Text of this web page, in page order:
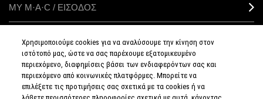
ΜΥ M·A·C / ΕΙΣΟΔΟΣ
ΣΥΝΔΕΘΕΙΤΕ
Χρησιμοποιούμε cookies για να αναλύσουμε την κίνηση στον
ιστότοπό μας, ώστε να σας παρέχουμε εξατομικευμένο
περιεχόμενο, διαφημίσεις βάσει των ενδιαφερόντων σας και
περιεχόμενο από κοινωνικές πλατφόρμες. Μπορείτε να
επιλέξετε τις προτιμήσεις σας σχετικά με τα cookies ή να